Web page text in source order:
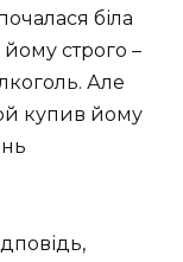
біла
строго –
Але
купив йому